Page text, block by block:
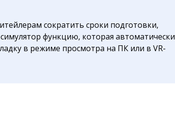
сократить сроки подготовки,
функцию, которая автоматически
в режиме просмотра на ПК или в VR-